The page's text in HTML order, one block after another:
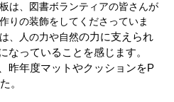
は、図書ボランティアの皆さんが
りの装飾をしてくださっていま
、人の力や自然の力に支えられ
なっていることを感じます。
昨年度マットやクッションをP
。